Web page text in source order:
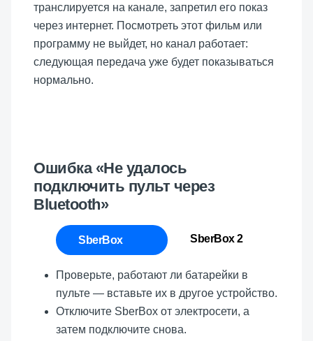
транслируется на канале, запретил его показ
через интернет. Посмотреть этот фильм или
программу не выйдет, но канал работает:
следующая передача уже будет показываться
нормально.
Ошибка «Не удалось
подключить пульт через
Bluetooth»
SberBox SberBox 2
Проверьте, работают ли батарейки в
пульте — вставьте их в другое устройство.
Отключите SberBox от электросети, а
затем подключите снова.